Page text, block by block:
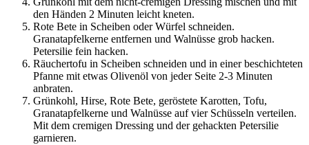
den Händen 2 Minuten leicht kneten.
Rote Bete in Scheiben oder Würfel schneiden.
Granatapfelkerne entfernen und Walnüsse grob hacken.
Petersilie fein hacken.
Räuchertofu in Scheiben schneiden und in einer beschichteten
Pfanne mit etwas Olivenöl von jeder Seite 2-3 Minuten
anbraten.
Grünkohl, Hirse, Rote Bete, geröstete Karotten, Tofu,
Granatapfelkerne und Walnüsse auf vier Schüsseln verteilen.
Mit dem cremigen Dressing und der gehackten Petersilie
garnieren.